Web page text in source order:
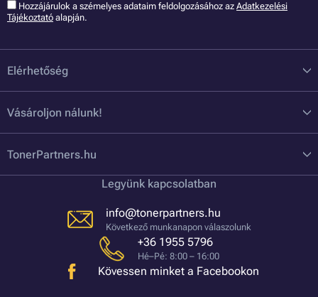
Hozzájárulok a szémelyes adataim feldolgozásához az Adatkezelési
Tájékoztató alapján.
Elérhetőség
Vásároljon nálunk!
TonerPartners.hu
Legyünk kapcsolatban
info@tonerpartners.hu
Következő munkanapon válaszolunk
+36 1955 5796
Hé–Pé: 8:00 – 16:00
Kövessen minket a Facebookon